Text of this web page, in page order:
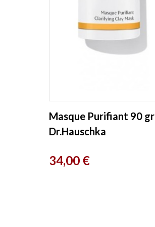
Masque Purifiant 90 gr
Dr.Hauschka
Prix
34,00 €